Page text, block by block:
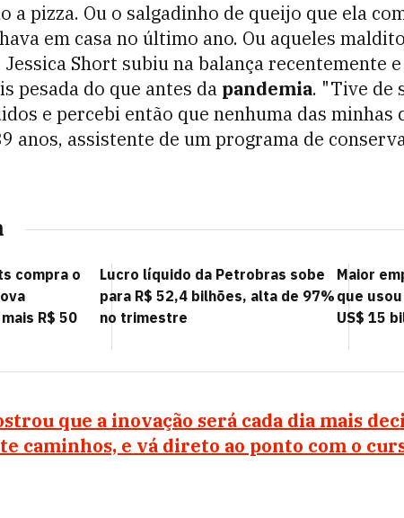
a pizza. Ou o salgadinho de queijo que ela
em casa no último ano. Ou aqueles
Short subiu na balança recentemente
pesada do que antes da pandemia. "Tive de
e percebi então que nenhuma das minhas
anos, assistente de um programa de
compra o
R$ 50
Lucro líquido da Petrobras sobe
para R$ 52,4 bilhões, alta de 97%
no trimestre
Maior
que
US$ 15
que a inovação será cada dia mais
caminhos, e vá direto ao ponto com o